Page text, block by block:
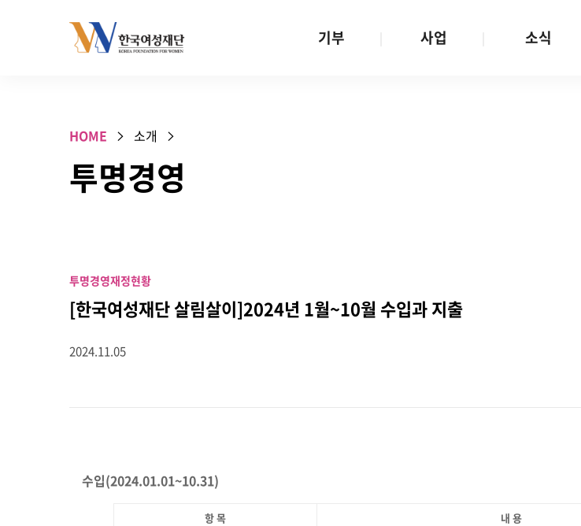
기부 사업 소식
HOME 소개
투명경영
투명경영재정현황
[한국여성재단 살림살이]2024년 1월~10월 수입과 지출
2024.11.05
수입(2024.01.01~10.31)
항 목 내 용